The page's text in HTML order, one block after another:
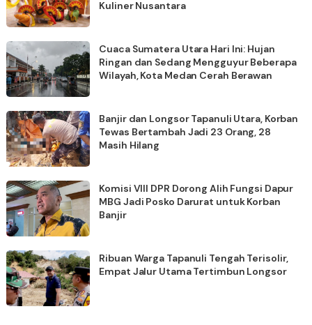
Kuliner Nusantara
Cuaca Sumatera Utara Hari Ini: Hujan
Ringan dan Sedang Mengguyur Beberapa
Wilayah, Kota Medan Cerah Berawan
Banjir dan Longsor Tapanuli Utara, Korban
Tewas Bertambah Jadi 23 Orang, 28
Masih Hilang
Komisi VIII DPR Dorong Alih Fungsi Dapur
MBG Jadi Posko Darurat untuk Korban
Banjir
Ribuan Warga Tapanuli Tengah Terisolir,
Empat Jalur Utama Tertimbun Longsor